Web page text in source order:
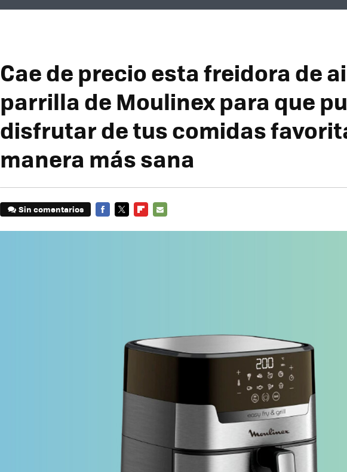
Cae de precio esta freidora de
parrilla de Moulinex para que
disfrutar de tus comidas
manera más sana
Sin comentarios